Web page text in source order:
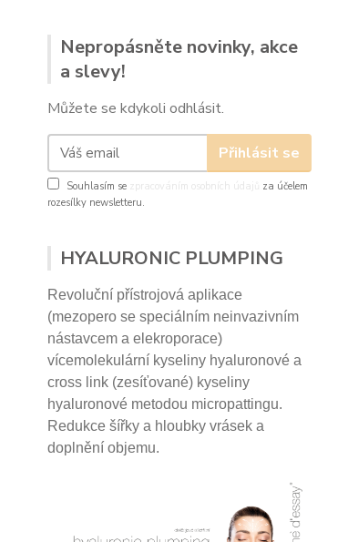
Nepropásněte novinky, akce
a slevy!
Můžete se kdykoli odhlásit.
Přihlásit se
Souhlasím se zpracováním osobních údajů
za účelem
rozesílky newsletteru.
HYALURONIC PLUMPING
Revoluční přístrojová aplikace
(mezopero se speciálním neinvazivním
nástavcem a elekroporace)
vícemolekulární kyseliny hyaluronové a
cross link (zesíťované) kyseliny
hyaluronové metodou micropattingu.
Redukce šířky a hloubky vrásek a
doplnění objemu.